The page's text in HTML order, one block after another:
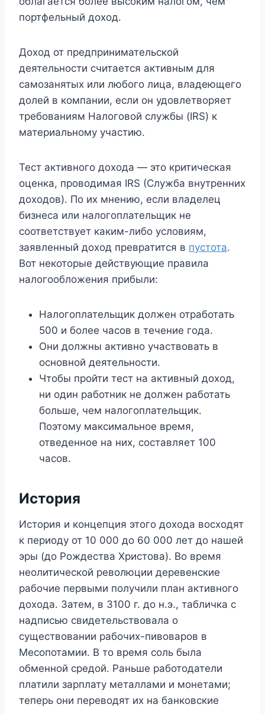
портфельный доход.
Доход от предпринимательской
деятельности считается активным для
самозанятых или любого лица, владеющего
долей в компании, если он удовлетворяет
требованиям Налоговой службы (IRS) к
материальному участию.
Тест активного дохода — это критическая
оценка, проводимая IRS (Служба внутренних
доходов). По их мнению, если владелец
бизнеса или налогоплательщик не
соответствует каким-либо условиям,
заявленный доход превратится в пустота.
Вот некоторые действующие правила
налогообложения прибыли:
Налогоплательщик должен отработать
500 и более часов в течение года.
Они должны активно участвовать в
основной деятельности.
Чтобы пройти тест на активный доход,
ни один работник не должен работать
больше, чем налогоплательщик.
Поэтому максимальное время,
отведенное на них, составляет 100
часов.
История
История и концепция этого дохода восходят
к периоду от 10 000 до 60 000 лет до нашей
эры (до Рождества Христова). Во время
неолитической революции деревенские
рабочие первыми получили план активного
дохода. Затем, в 3100 г. до н.э., табличка с
надписью свидетельствовала о
существовании рабочих-пивоваров в
Месопотамии. В то время соль была
обменной средой. Раньше работодатели
платили зарплату металлами и монетами;
теперь они переводят их на банковские